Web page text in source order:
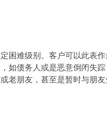
困难级别。客户可以此表作
如债务人或是恶意倒闭失踪
老朋友，甚至是暂时与朋